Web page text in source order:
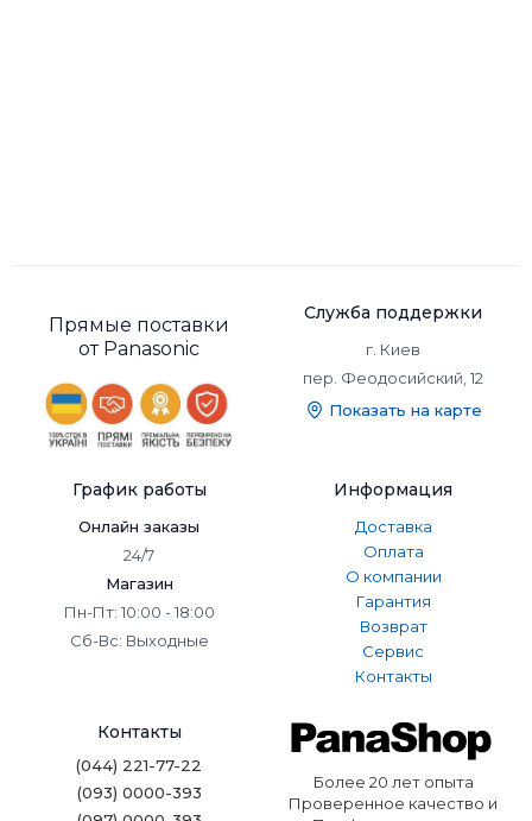
Прямые поставки
от Panasonic
Служба поддержки
г. Киев
пер. Феодосийский, 12
Показать на карте
График работы
Онлайн заказы
24/7
Магазин
Пн-Пт: 10:00 - 18:00
Сб-Вс: Выходные
Информация
Доставка
Оплата
О компании
Гарантия
Возврат
Сервис
Контакты
Контакты
(044) 221-77-22
(093) 0000-393
Более 20 лет опыта
Проверенное качество и